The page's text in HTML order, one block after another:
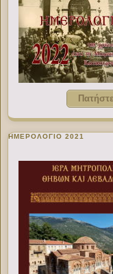
ΗΜΕΡΟΛΟΓΙΟ 2021